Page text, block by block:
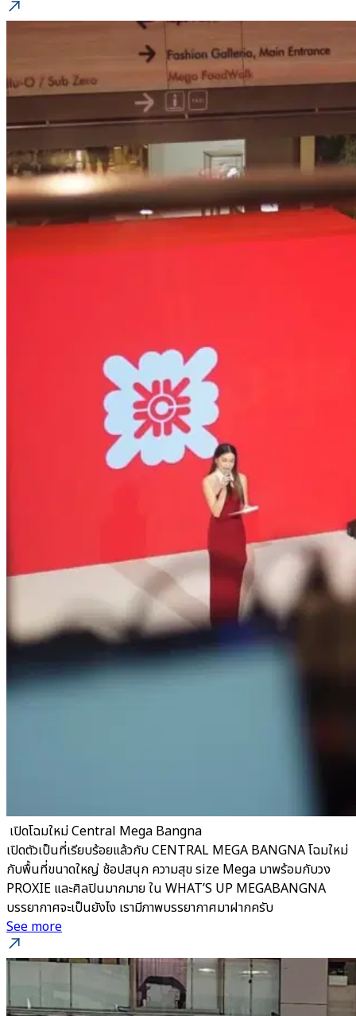
​ เปิดโฉมใหม่ Central Mega Bangna
เปิดตัวเป็นที่เรียบร้อยแล้วกับ CENTRAL MEGA BANGNA โฉมใหม่
กับพื้นที่ขนาดใหญ่ ช้อปสนุก ความสุข size Mega มาพร้อมกับวง
PROXIE และศิลปินมากมาย ใน WHAT’S UP MEGABANGNA
บรรยากาศจะเป็นยังไง เรามีภาพบรรยากาศมาฝากครับ
See more